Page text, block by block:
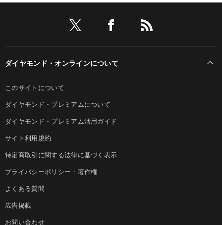
ダイヤモンド・オンラインについて
このサイトについて
ダイヤモンド・プレミアムについて
ダイヤモンド・プレミアム活用ガイド
サイト利用規約
特定商取引に関する法律に基づく表示
プライバシーポリシー・著作権
よくある質問
広告掲載
お問い合わせ